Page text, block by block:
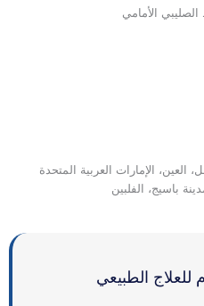
الصليبي الأمامي
الإمارات العربية المتحدة
باسيج، الفلبين
الطبيعي